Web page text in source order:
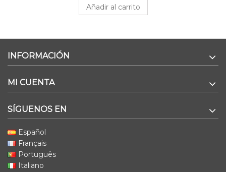
Añadir al carrito
INFORMACIÓN
MI CUENTA
SÍGUENOS EN
Español
Français
Português
Italiano